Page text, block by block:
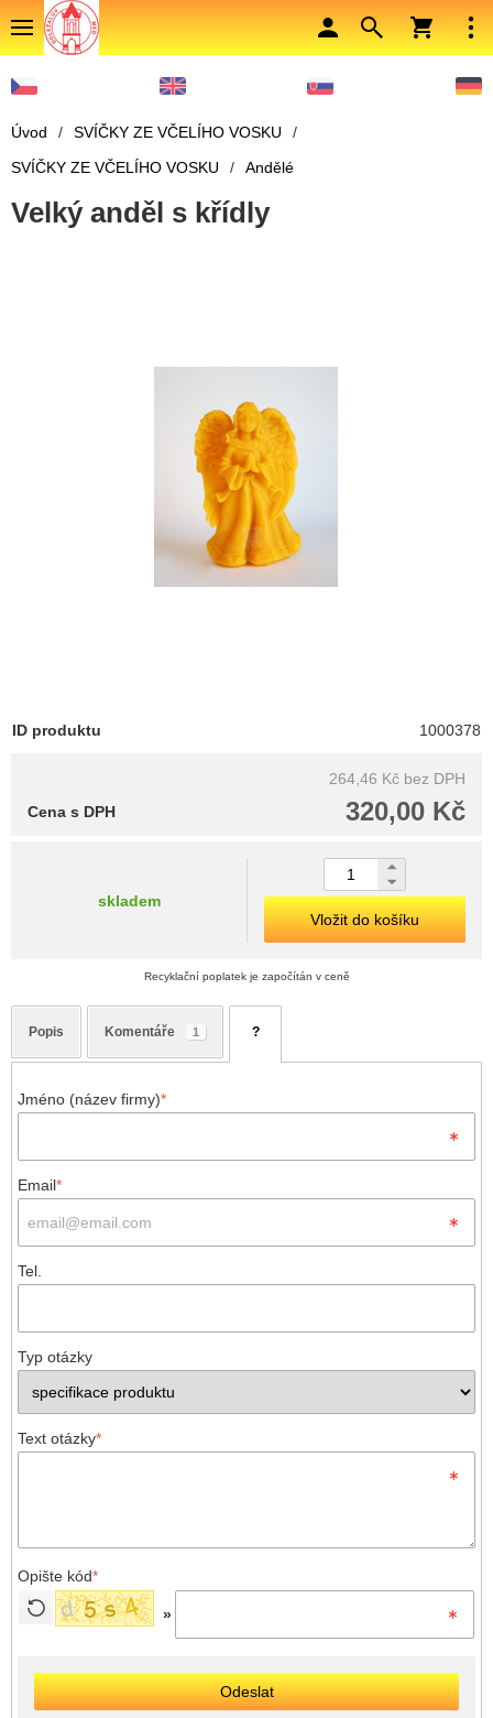
Úvod / SVÍČKY ZE VČELÍHO VOSKU
/
SVÍČKY ZE VČELÍHO VOSKU
/ Andělé
Velký anděl s křídly
ID produktu 1000378
264,46 Kč bez DPH
320,00 Kč
Cena s DPH
skladem
Vložit do košíku
Recyklační poplatek je započítán v ceně
Popis Komentáře 1 ?
Jméno (název firmy)*
Email*
Tel.
Typ otázky
Text otázky*
Opište kód*
»
Odeslat